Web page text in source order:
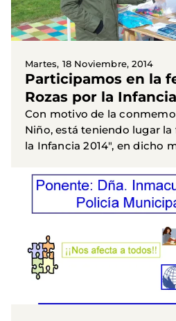
Martes, 18 Noviembre, 2014
Participamos en la
Rozas por la
Con motivo de la
Niño, está teniendo lugar la
la Infancia 2014", en dicho
variadas y...